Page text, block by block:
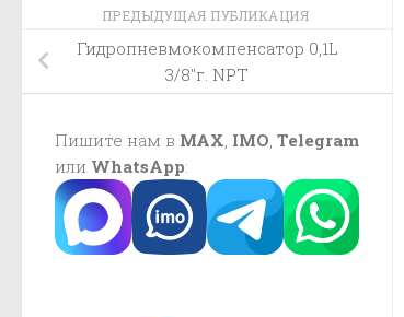
ПРЕДЫДУЩАЯ ПУБЛИКАЦИЯ
Гидропневмокомпенсатор 0,1L
3/8″г. NPT
Пишите нам в MAX IMO Telegram
или WhatsApp: